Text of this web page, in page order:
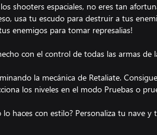
shooters espaciales, no eres tan
usa tu escudo para destruir a tus
enemigos para tomar represalias!
con el control de todas las armas de
la mecánica de Retaliate.
los niveles en el modo Pruebas o
haces con estilo? Personaliza tu nave y